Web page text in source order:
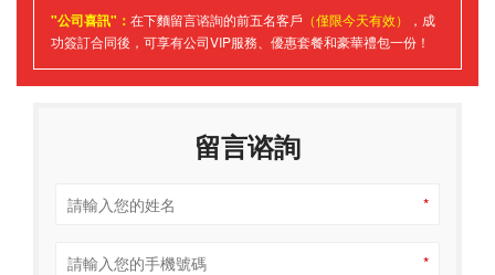
"公司喜訊"： 在下麵留言谘詢的前五名客戶 （僅限今天有效）
，成
功簽訂合同後，可享有公司VIP服務、優惠套餐和豪華禮包一份！
留言谘詢
*
*